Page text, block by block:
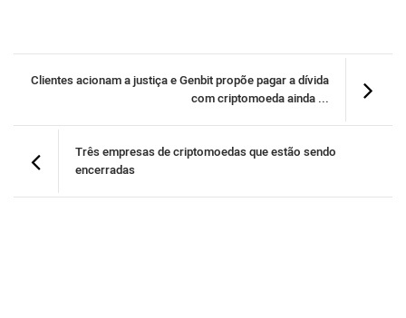
Clientes acionam a justiça e Genbit propõe pagar a dívida
com criptomoeda ainda ...
Três empresas de criptomoedas que estão sendo
encerradas